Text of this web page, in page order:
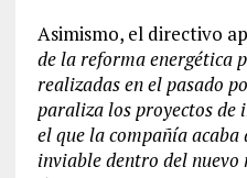
Asimismo, el directivo
de la reforma energética
realizadas en el pasado
paraliza los proyectos de
el que la compañía
inviable dentro del